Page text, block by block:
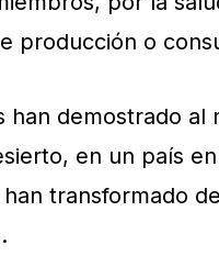
producción o
han demostrado
en un país
transformado